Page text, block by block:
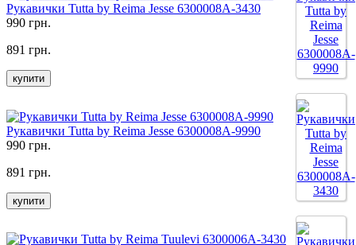
Рукавички Tutta by Reima Jesse 6300008A-3430
990 грн.
891 грн.
купити
Рукавички Tutta by Reima Jesse 6300008A-9990
990 грн.
891 грн.
купити